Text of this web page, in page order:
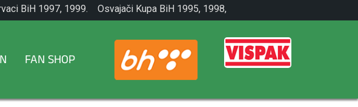
BiH 1997, 1999.
Osvajači Kupa BiH 1995, 1998,
2001.
FAN SHOP